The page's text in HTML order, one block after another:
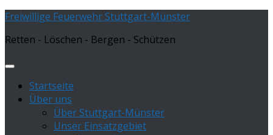
Zum
springen
Freiwillige Feuerwehr Stuttgart-Münster
Retten - Löschen - Bergen - Schützen
Startseite
Über uns
Über Stuttgart-Münster
Unser Einsatzgebiet